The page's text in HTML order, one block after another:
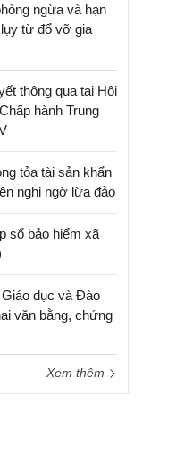
ngừa và hạn
từ đổ vỡ gia
thông qua tại Hội
hành Trung
tỏa tài sản khẩn
nghi ngờ lừa đảo
sổ bảo hiểm xã
dục và Đào
văn bằng, chứng
Xem thêm